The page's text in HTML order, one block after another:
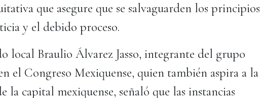
que asegure que se salvaguarden los principios
y el debido proceso.
local Braulio Álvarez Jasso, integrante del grupo
el Congreso Mexiquense, quien también aspira a la
la capital mexiquense, señaló que las instancias